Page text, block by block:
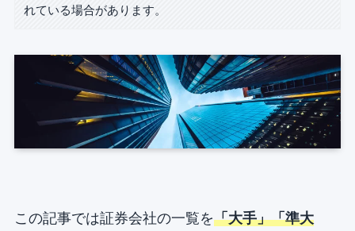
れている場合があります。
この記事では証券会社の一覧を「大手」「準大